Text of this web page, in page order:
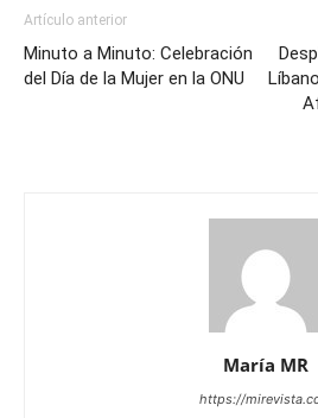
Artículo anterior
Minuto a Minuto: Celebración
del Día de la Mujer en la ONU
María MR
https://